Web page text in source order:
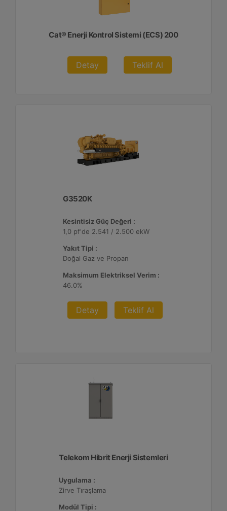
Cat® Enerji Kontrol Sistemi (ECS) 200
Detay Teklif Al
G3520K
Kesintisiz Güç Değeri :
1,0 pf'de 2.541 / 2.500 ekW
Yakıt Tipi :
Doğal Gaz ve Propan
Maksimum Elektriksel Verim :
46.0%
Detay Teklif Al
Telekom Hibrit Enerji Sistemleri
Uygulama :
Zirve Tıraşlama
Modül Tipi :